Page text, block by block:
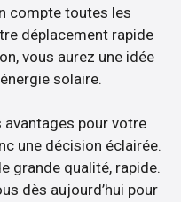
compte toutes les
déplacement rapide
vous aurez une idée
solaire.
pour votre
une décision éclairée.
grande qualité, rapide.
dès aujourd’hui pour